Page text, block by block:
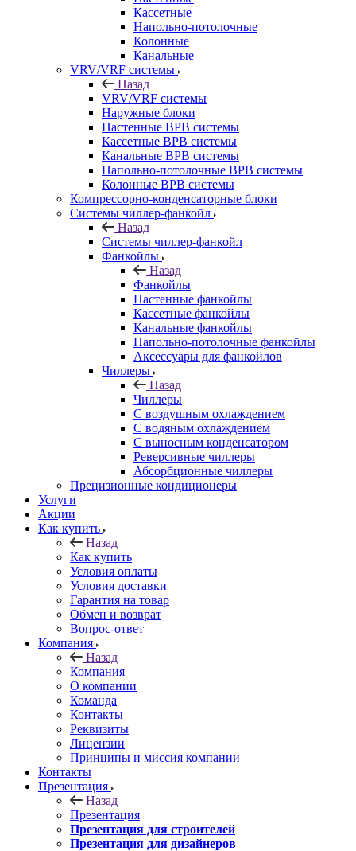
Кассетные
Напольно-потолочные
Колонные
Канальные
VRV/VRF системы
Назад
VRV/VRF системы
Наружные блоки
Настенные ВРВ системы
Кассетные ВРВ системы
Канальные ВРВ системы
Напольно-потолочные ВРВ системы
Колонные ВРВ системы
Компрессорно-конденсаторные блоки
Системы чиллер-фанкойл
Назад
Системы чиллер-фанкойл
Фанкойлы
Назад
Фанкойлы
Настенные фанкойлы
Кассетные фанкойлы
Канальные фанкойлы
Напольно-потолочные фанкойлы
Аксессуары для фанкойлов
Чиллеры
Назад
Чиллеры
С воздушным охлаждением
С водяным охлаждением
С выносным конденсатором
Реверсивные чиллеры
Абсорбционные чиллеры
Прецизионные кондиционеры
Услуги
Акции
Как купить
Назад
Как купить
Условия оплаты
Условия доставки
Гарантия на товар
Обмен и возврат
Вопрос-ответ
Компания
Назад
Компания
О компании
Команда
Контакты
Реквизиты
Лицензии
Принципы и миссия компании
Контакты
Презентация
Назад
Презентация
Презентация для строителей
Презентация для дизайнеров